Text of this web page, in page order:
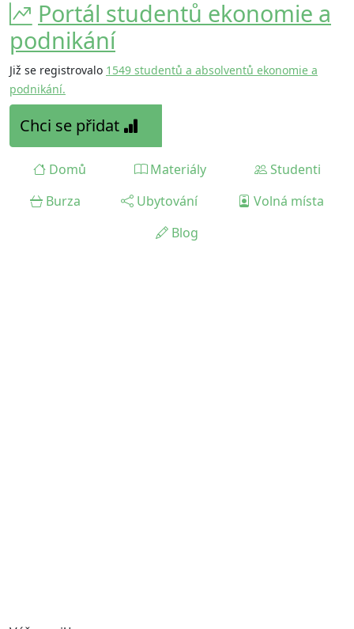
Portál studentů ekonomie a
podnikání
Již se registrovalo 1549 studentů a absolventů ekonomie a
podnikání.
Chci se přidat
Domů Materiály
Studenti
Burza
Ubytování
Volná místa
Blog